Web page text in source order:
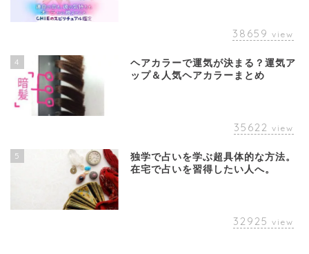
38659 view
4
ヘアカラーで運気が決まる？運気ア
ップ＆人気ヘアカラーまとめ
35622 view
5
独学で占いを学ぶ超具体的な方法。
在宅で占いを習得したい人へ。
32925 view